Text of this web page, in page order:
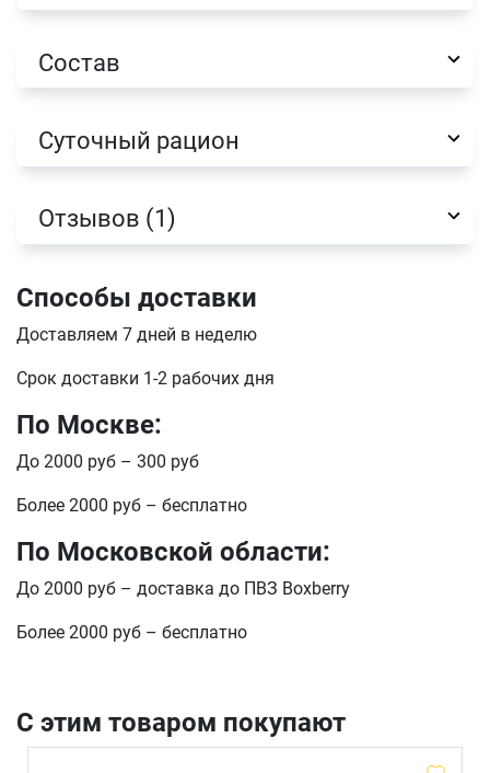
Состав
Суточный рацион
Отзывов (1)
Способы доставки
Доставляем 7 дней в неделю
Срок доставки 1-2 рабочих дня
По Москве:
До 2000 руб – 300 руб
Более 2000 руб – бесплатно
По Московской области:
До 2000 руб – доставка до ПВЗ Boxberry
Более 2000 руб – бесплатно
С этим товаром покупают
Продолжить покупки
Оформить заказ